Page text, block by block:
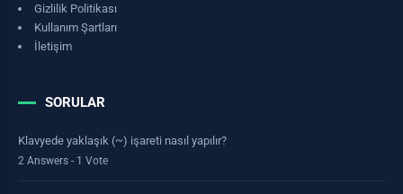
Gizlilik Politikası
Kullanım Şartları
İletişim
SORULAR
Klavyede yaklaşık (~) işareti nasıl yapılır?
2 Answers - 1 Vote